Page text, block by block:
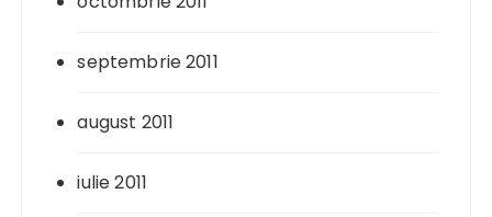
septembrie 2011
august 2011
iulie 2011